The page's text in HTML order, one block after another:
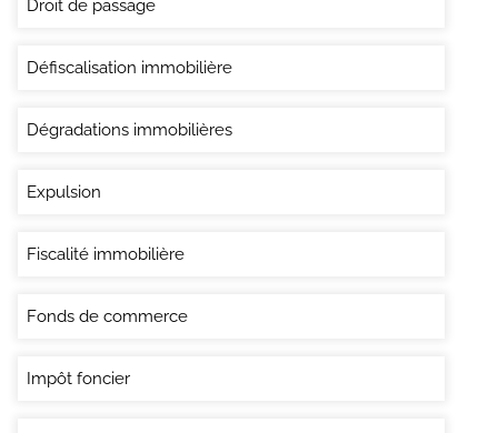
Droit de passage
Défiscalisation immobilière
Dégradations immobilières
Expulsion
Fiscalité immobilière
Fonds de commerce
Impôt foncier